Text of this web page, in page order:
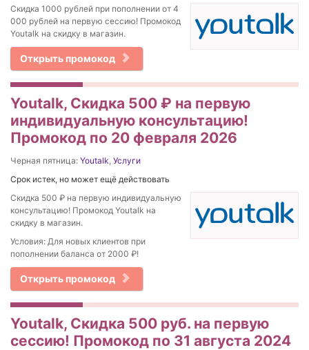
Скидка 1000 рублей при пополнении от 4
000 рублей на первую сессию! Промокод
Youtalk на скидку в магазин.
Открыть промокод
Youtalk, Cкидка 500 ₽ на первую
индивидуальную консультацию!
Промокод по 20 февраля 2026
Черная пятница: Youtalk, Услуги
Срок истек, но может ещё действовать
Cкидка 500 ₽ на первую индивидуальную
консультацию! Промокод Youtalk на
скидку в магазин.
Условия: Для новых клиентов при
пополнении баланса от 2000 ₽!
Открыть промокод
Youtalk, Скидка 500 руб. на первую
сессию! Промокод по 31 августа 2024